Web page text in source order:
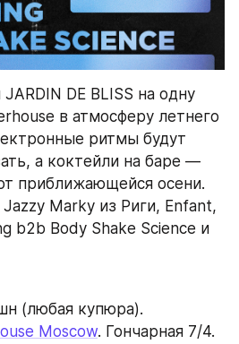
DE BLISS на одну
в атмосферу летнего
ритмы будут
а коктейли на баре —
приближающейся осени.
Marky из Риги, Enfant,
b2b Body Shake Science и
(любая купюра).
Moscow. Гончарная 7/4.